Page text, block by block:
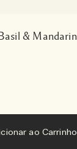
& Mandarin
ao Carrinho